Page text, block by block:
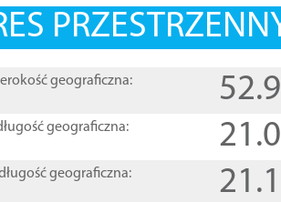
geograficzna:
geograficzna:
geograficzna: